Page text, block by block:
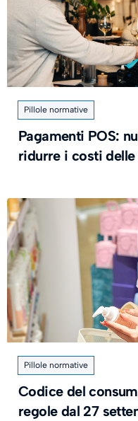
Pillole normative
Pagamenti POS:
ridurre i costi
Pillole normative
Codice del
regole dal 27